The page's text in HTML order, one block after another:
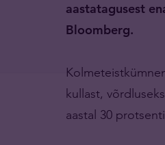
aastatagusest
Bloomberg.
kullast,
aastal 30